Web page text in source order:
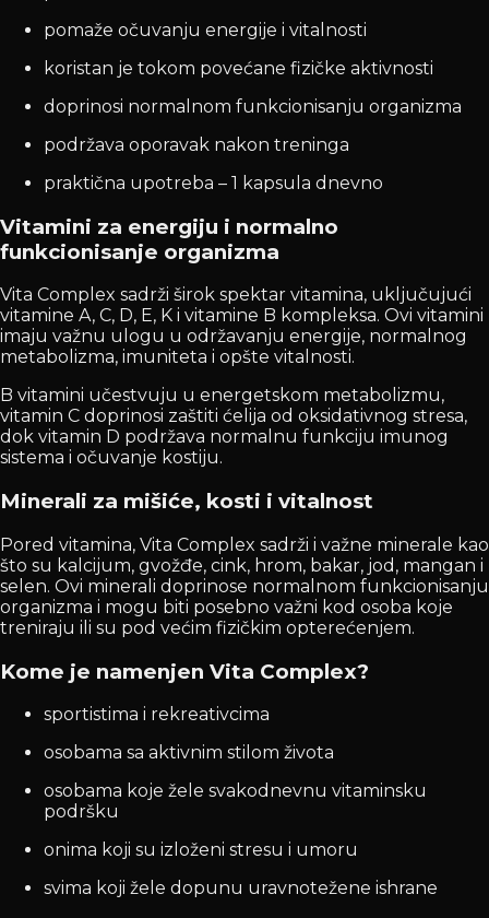
pomaže očuvanju energije i vitalnosti
koristan je tokom povećane fizičke aktivnosti
doprinosi normalnom funkcionisanju organizma
podržava oporavak nakon treninga
praktična upotreba – 1 kapsula dnevno
Vitamini za energiju i normalno
funkcionisanje organizma
Vita Complex sadrži širok spektar vitamina, uključujući
vitamine A, C, D, E, K i vitamine B kompleksa. Ovi vitamini
imaju važnu ulogu u održavanju energije, normalnog
metabolizma, imuniteta i opšte vitalnosti.
B vitamini učestvuju u energetskom metabolizmu,
vitamin C doprinosi zaštiti ćelija od oksidativnog stresa,
dok vitamin D podržava normalnu funkciju imunog
sistema i očuvanje kostiju.
Minerali za mišiće, kosti i vitalnost
Pored vitamina, Vita Complex sadrži i važne minerale kao
što su kalcijum, gvožđe, cink, hrom, bakar, jod, mangan i
selen. Ovi minerali doprinose normalnom funkcionisanju
organizma i mogu biti posebno važni kod osoba koje
treniraju ili su pod većim fizičkim opterećenjem.
Kome je namenjen Vita Complex?
sportistima i rekreativcima
osobama sa aktivnim stilom života
osobama koje žele svakodnevnu vitaminsku
podršku
onima koji su izloženi stresu i umoru
svima koji žele dopunu uravnotežene ishrane